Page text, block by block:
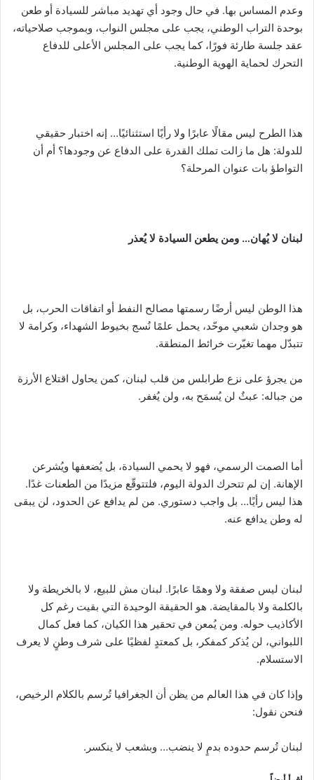
وعدم المساس بها. في حال وجود أي تهديد مباشر للسيادة أو طعن
بوحدة التراب الوطني، يجب على مجلس النواب، وبموجب صلاحياته،
عقد جلسة طارئة فورًا، كما يجب على المجلس الأعلى للدفاع
التحرك لحماية الهوية الوطنية.
هذا الطرح ليس مقالًا عابرًا ولا رأيًا استثنائيًا… إنه اختبار حقيقي
للدولة: هل ما زالت تملك القدرة على الدفاع عن وجودها؟ أم أن
التواطؤ بات عنوان المرحلة؟
لبنان لا يُهان… ومن يطعن السيادة لا يُعذر
هذا الوطن ليس أرضًا رسمتها مصالح النفط أو اتفاقات الحرب، بل
هو وجدان شعبي موحّد، يحمل علمًا نُسج بخيوط الشهداء، وكرامة لا
تتبدّل مهما تغيّرت خرائط المنطقة.
من يجرؤ على نزع طرابلس من قلب لبنان، كمن يحاول اقتلاع الأرزة
من جباله: عبثٌ لن يُسمَح به، ولن يُغفر.
أما الصمت الرسمي، فهو لا يحمي السيادة، بل يُضعفها ويُشرعن
الإهانة. إن لم تتحرك الدولة اليوم، فلتتوقّع مزيدًا من الطعنات غدًا.
هذا ليس رأيًا… بل واجب دستوري. من لم يدافع عن الحدود، لن يبقى
له وطن يدافع عنه.
لبنان ليس صفقة ولا وهمًا عابرًا. لبنان مش للبيع، لا بالخريطة ولا
بالكلمة ولا بالمقايضة. هو الحقيقة الوحيدة التي بقيت رغم كل
الأكاذيب حوله. ومن يُمعن في تحقير هذا الكيان، كما فعل كمال
اللبواني، لن يُذكر كمفكر، بل كمعتدٍ لفظيًا على شرف وطنٍ لا يعرف
الاستسلام.
وإذا كان في هذا العالم من يظن أن الجغرافيا تُرسم بالكلام الرخيص،
فنحن نقول:
لبنان تُرسم حدوده بدمٍ لا ينضب… وبشعب لا ينكسر.